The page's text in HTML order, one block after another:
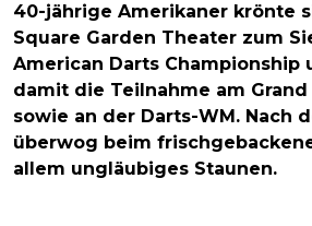
40-jährige Amerikaner krönte
Square Garden Theater zum
American Darts Championship
damit die Teilnahme am
sowie an der Darts-WM. Nach
überwog beim
allem ungläubiges Staunen.